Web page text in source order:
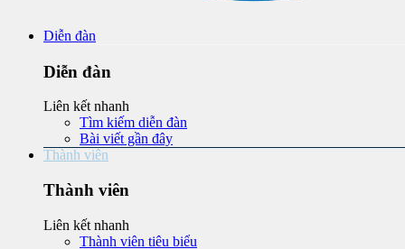
Diễn đàn
Diễn đàn
Liên kết nhanh
Tìm kiếm diễn đàn
Bài viết gần đây
Thành viên
Thành viên
Liên kết nhanh
Thành viên tiêu biểu